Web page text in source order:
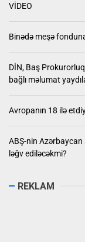
VİDEO
Binədə meşə
DİN, Baş
bağlı məlumat
Avropanın 18 ilə
ABŞ-nin
ləğv ediləcəkmi?
REKLAM